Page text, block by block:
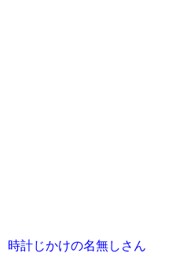
時計じかけの名無しさん